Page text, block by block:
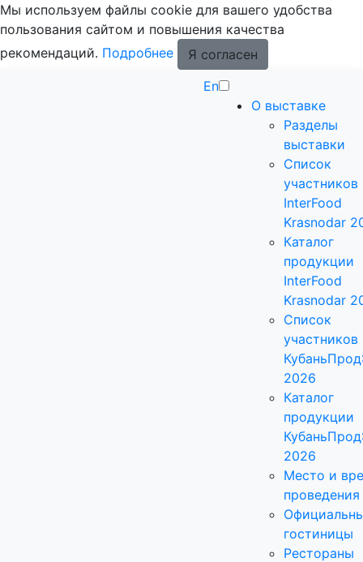
Мы используем файлы cookie для вашего удобства
пользования сайтом и повышения качества
рекомендаций. Подробнее
Я согласен
En
О выставке
Разделы
выставки
Список
участников
InterFood
Krasnodar
Каталог
продукции
InterFood
Krasnodar
Список
участников
2026
Каталог
продукции
2026
Место и
проведения
гостиницы
Рестораны